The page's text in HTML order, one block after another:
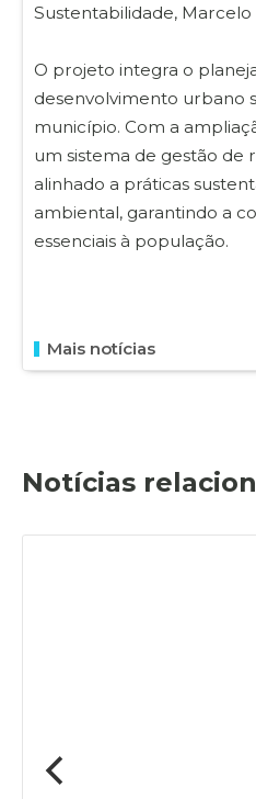
Sustentabilidade,
O projeto integra o
desenvolvimento urbano
município. Com a
um sistema de gestão de
alinhado a práticas
ambiental, garantindo a
essenciais à população.
Mais notícias
Notícias